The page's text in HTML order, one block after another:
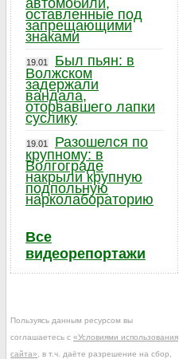
автомобили,
оставленные под
запрещающими
знаками
19.01
Был пьян: в
Волжском
задержали
вандала,
оторвавшего лапки
суслику
19.01
Разошелся по
крупному: в
Волгограде
накрыли крупную
подпольную
нарколабораторию
Все
видеорепортажи
Пользуясь данным ресурсом вы
соглашаетесь с «Условиями использования
сайта» , в т.ч. даёте разрешение на сбор,